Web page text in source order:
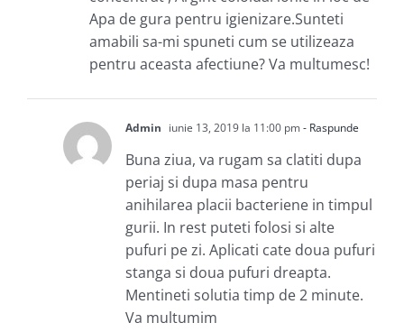
Apa de gura pentru igienizare.Sunteti
amabili sa-mi spuneti cum se utilizeaza
pentru aceasta afectiune? Va multumesc!
Admin iunie 13, 2019 la 11:00 pm- Raspunde
Buna ziua, va rugam sa clatiti dupa
periaj si dupa masa pentru
anihilarea placii bacteriene in timpul
gurii. In rest puteti folosi si alte
pufuri pe zi. Aplicati cate doua pufuri
stanga si doua pufuri dreapta.
Mentineti solutia timp de 2 minute.
Va multumim